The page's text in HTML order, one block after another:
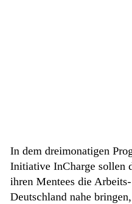
In dem dreimonatigen
Initiative InCharge sollen
ihren Mentees die
Deutschland nahe